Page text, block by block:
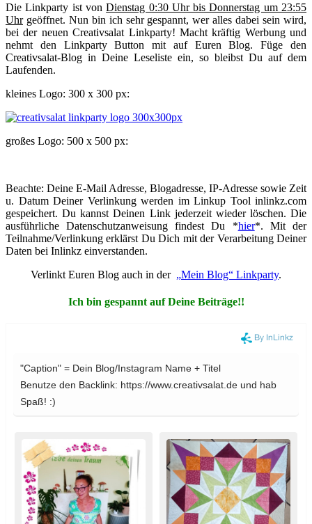
Die Linkparty ist vonDienstag 0:30 Uhr bis Donnerstag um 23:55
Uhrgeöffnet. Nun bin ich sehr gespannt, wer alles dabei sein wird,
bei der neuen Creativsalat Linkparty! Macht kräftig Werbung und
nehmt den Linkparty Button mit auf Euren Blog. Füge den
Creativsalat-Blog in Deine Leseliste ein, so bleibst Du auf dem
Laufenden.
kleines Logo: 300 x 300 px:
großes Logo: 500 x 500 px:
Beachte: Deine E-Mail Adresse, Blogadresse, IP-Adresse sowie Zeit
u. Datum Deiner Verlinkung werden im Linkup Tool inlinkz.com
gespeichert. Du kannst Deinen Link jederzeit wieder löschen. Die
ausführliche Datenschutzanweisung findest Du *hier*. Mit der
Teilnahme/Verlinkung erklärst Du Dich mit der Verarbeitung Deiner
Daten bei Inlinkz einverstanden.
Verlinkt Euren Blog auch in der „Mein Blog“ Linkparty.
Ich bin gespannt auf Deine Beiträge!!